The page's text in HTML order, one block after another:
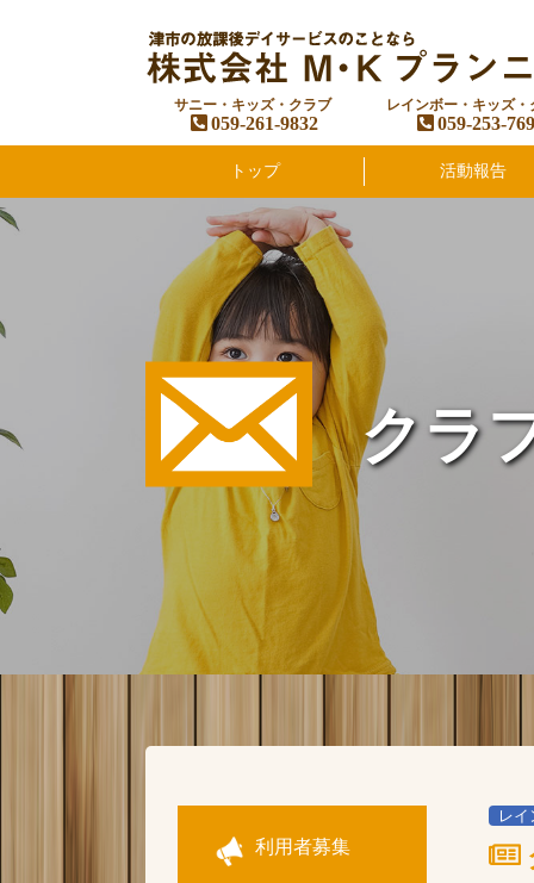
サニー・キッズ・クラブ
059-261-9832
レインボー・キッズ・
059-253-
トップ 活動報告
クラ
レイ
利用者募集